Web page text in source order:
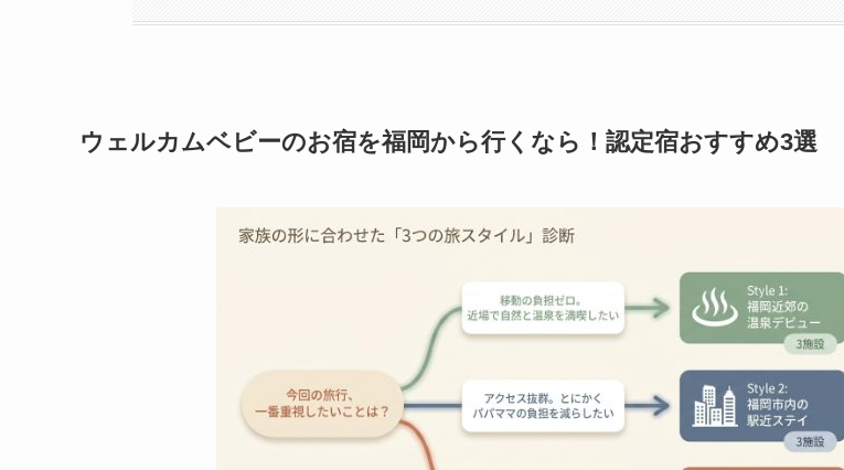
ウェルカムベビーのお宿を福岡から行くなら！認定宿おすすめ3選